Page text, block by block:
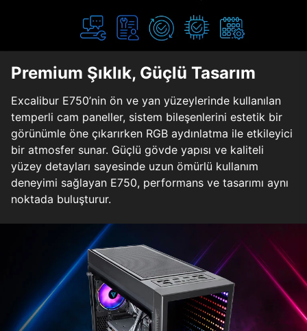
Premium Şıklık, Güçlü Tasarım
Excalibur E750’nin ön ve yan yüzeylerinde kullanılan
temperli cam paneller, sistem bileşenlerini estetik bir
görünümle öne çıkarırken RGB aydınlatma ile etkileyici
bir atmosfer sunar. Güçlü gövde yapısı ve kaliteli
yüzey detayları sayesinde uzun ömürlü kullanım
deneyimi sağlayan E750, performans ve tasarımı aynı
noktada buluşturur.